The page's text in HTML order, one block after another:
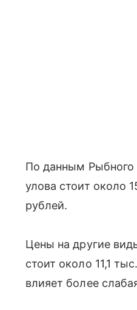
По данным Рыбного
улова стоит около
рублей.
Цены на другие
стоит около 11,1
влияет более